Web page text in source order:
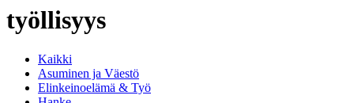
työllisyys
Kaikki
Asuminen ja Väestö
Elinkeinoelämä & Työ